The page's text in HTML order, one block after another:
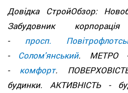
Довідка СтройОбзор:
Забудовник
- просп.
- Солом'янський. МЕТРО
- комфорт.
будинки. АКТИВНІСТЬ -